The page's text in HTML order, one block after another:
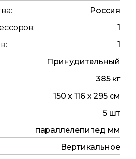
Россия
1
1
Принудительный
385 кг
150 х 116 х 295 см
5 шт
параллелепипед мм
Вертикальное